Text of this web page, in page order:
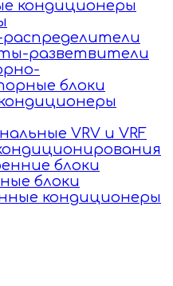
кондиционеры
распределители
разветвители
блоки
VRV и VRF
блоки
блоки
кондиционеры